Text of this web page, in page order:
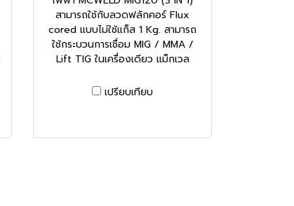
สามารถใช้กับลวดฟลักคอร์ Flux
cored แบบไม่ใช้แก็ส 1 Kg. สามารถ
ใช้กระบวนการเชื่อม MIG / MMA /
Lift TIG ในเครื่องเดียว แม็กเวล
เปรียบเทียบ